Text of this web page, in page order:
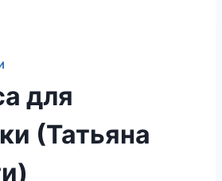
для
(Татьяна